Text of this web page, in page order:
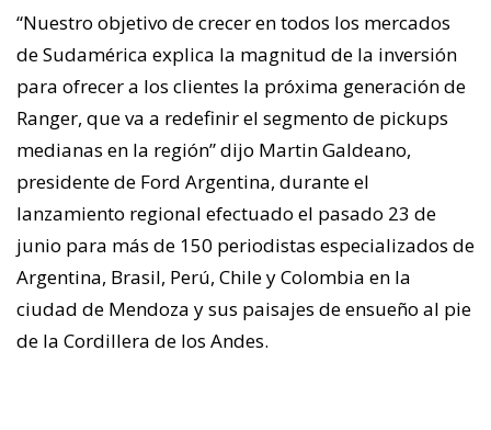
“Nuestro objetivo de crecer en todos los mercados
de Sudamérica explica la magnitud de la inversión
para ofrecer a los clientes la próxima generación de
Ranger, que va a redefinir el segmento de pickups
medianas en la región” dijo Martin Galdeano,
presidente de Ford Argentina, durante el
lanzamiento regional efectuado el pasado 23 de
junio para más de 150 periodistas especializados de
Argentina, Brasil, Perú, Chile y Colombia en la
ciudad de Mendoza y sus paisajes de ensueño al pie
de la Cordillera de los Andes.